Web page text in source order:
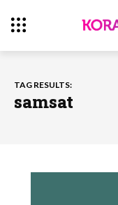
TAG RESULTS:
samsat